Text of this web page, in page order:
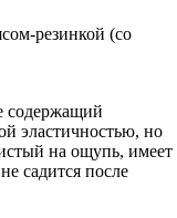
резинкой (со
содержащий
эластичностью, но
на ощупь, имеет
садится после